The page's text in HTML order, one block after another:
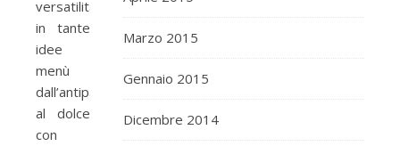
versatilità
in tante
idee
menù
dall’antipasto
al dolce
con
Marzo 2015
Gennaio 2015
Dicembre 2014